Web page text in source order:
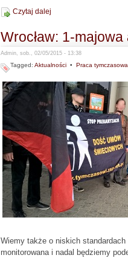
Czytaj dalej
Wrocław: 1-
Admin, sob., 02/05/2015 - 13:38
Tagged: Aktualności• Praca tymczasowa
Wiemy także o niskich
monitorowana i nadal będziemy